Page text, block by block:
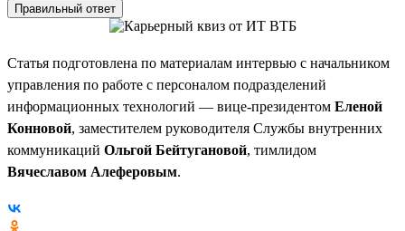
Правильный ответ
Статья подготовлена по материалам интервью с начальником
управления по работе с персоналом подразделений
информационных технологий — вице-президентом Еленой
Конновой, заместителем руководителя Службы внутренних
коммуникаций Ольгой Бейтугановой, тимлидом
Вячеславом Алеферовым.